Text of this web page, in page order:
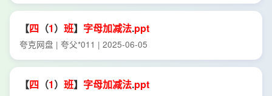
【四 （1） 班】 字母加减法.ppt
夸克网盘 | 夸父*011 | 2025-06-05
【四 （1） 班】 字母加减法.ppt